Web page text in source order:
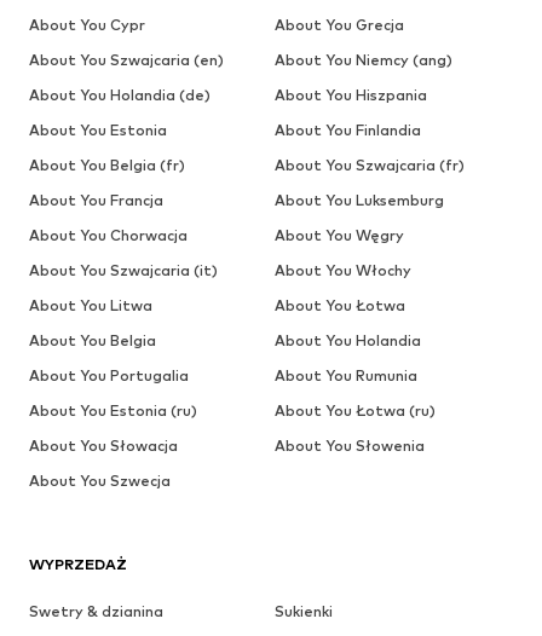
WYPRZEDAŻ
Swetry & dzianina
Sukienki
About You Cypr
About You Grecja
About You Szwajcaria (en)
About You Niemcy (ang)
About You Holandia (de)
About You Hiszpania
About You Estonia
About You Finlandia
About You Belgia (fr)
About You Szwajcaria (fr)
About You Francja
About You Luksemburg
About You Chorwacja
About You Węgry
About You Szwajcaria (it)
About You Włochy
About You Litwa
About You Łotwa
About You Belgia
About You Holandia
About You Portugalia
About You Rumunia
About You Estonia (ru)
About You Łotwa (ru)
About You Słowacja
About You Słowenia
About You Szwecja